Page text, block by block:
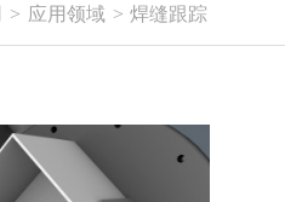
> 应用领域 > 焊缝跟踪